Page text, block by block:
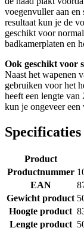
voegenvuller aan
resultaat kun je de
geschikt voor
badkamerplaten en
Ook geschikt voor
Naast het wapenen
gebruiken voor het
heeft een lengte van
kun je ongeveer
Specificaties
Product
Productnummer
EAN
Gewicht product
Hoogte product
Lengte product